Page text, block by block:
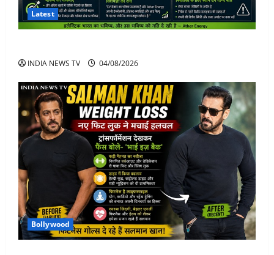
Latest
INDIA NEWS TV 04/08/2026
Bollywood